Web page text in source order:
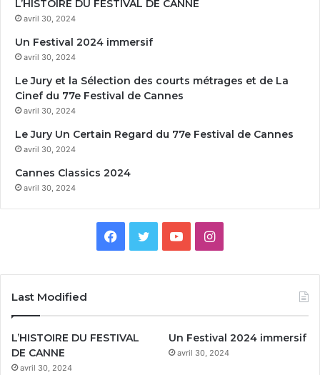
L’HISTOIRE DU FESTIVAL DE CANNE
avril 30, 2024
Un Festival 2024 immersif
avril 30, 2024
Le Jury et la Sélection des courts métrages et de La
Cinef du 77e Festival de Cannes
avril 30, 2024
Le Jury Un Certain Regard du 77e Festival de Cannes
avril 30, 2024
Cannes Classics 2024
avril 30, 2024
u
I
a
Last Modified
L’HISTOIRE DU FESTIVAL
DE CANNE
avril 30, 2024
Un Festival 2024 immersif
avril 30, 2024